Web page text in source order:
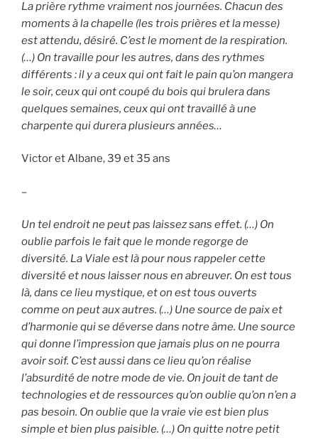
La prière rythme vraiment nos journées. Chacun des
moments à la chapelle (les trois prières et la messe)
est attendu, désiré. C’est le moment de la respiration.
(…) On travaille pour les autres, dans des rythmes
différents : il y a ceux qui ont fait le pain qu’on mangera
le soir, ceux qui ont coupé du bois qui brulera dans
quelques semaines, ceux qui ont travaillé à une
charpente qui durera plusieurs années…
Victor et Albane, 39 et 35 ans
–
Un tel endroit ne peut pas laissez sans effet. (…) On
oublie parfois le fait que le monde regorge de
diversité. La Viale est là pour nous rappeler cette
diversité et nous laisser nous en abreuver. On est tous
là, dans ce lieu mystique, et on est tous ouverts
comme on peut aux autres. (…) Une source de paix et
d’harmonie qui se déverse dans notre âme. Une source
qui donne l’impression que jamais plus on ne pourra
avoir soif. C’est aussi dans ce lieu qu’on réalise
l’absurdité de notre mode de vie. On jouit de tant de
technologies et de ressources qu’on oublie qu’on n’en a
pas besoin. On oublie que la vraie vie est bien plus
simple et bien plus paisible. (…) On quitte notre petit